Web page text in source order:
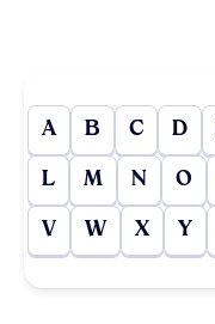
A B C D
L M N O
V W X Y